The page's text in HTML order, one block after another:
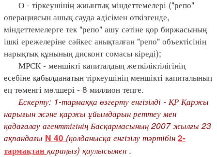
О - тіркеушінің жиынтық міндеттемелері ("репо"
операциясын ашық сауда әдісімен өткізгенде,
міндеттемелерге тек "репо" ашу сәтіне қор биржасының
ішкі ережелеріне сәйкес анықталған "репо" объектісінің
нарықтық құнының дисконт сомасы кіреді);
МРСК - меншікті капиталдың жеткіліктілігінің
есебіне қабылданатын тіркеушінің меншікті капиталының
ең төменгі мөлшері - 8 миллион теңге.
Ескерту: 1-тармаққа өзгерту енгізілді - ҚР Қаржы
нарығын және қаржы ұйымдарын реттеу мен
қадағалау агенттігінің Басқармасының 2007 жылғы 23
ақпандағы N 40 (қолданысқа енгізілу тәртібін 2-
тармақтан қараңыз) қаулысымен .